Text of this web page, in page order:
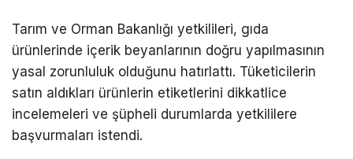
Tarım ve Orman Bakanlığı yetkilileri, gıda
ürünlerinde içerik beyanlarının doğru yapılmasının
yasal zorunluluk olduğunu hatırlattı. Tüketicilerin
satın aldıkları ürünlerin etiketlerini dikkatlice
incelemeleri ve şüpheli durumlarda yetkililere
başvurmaları istendi.